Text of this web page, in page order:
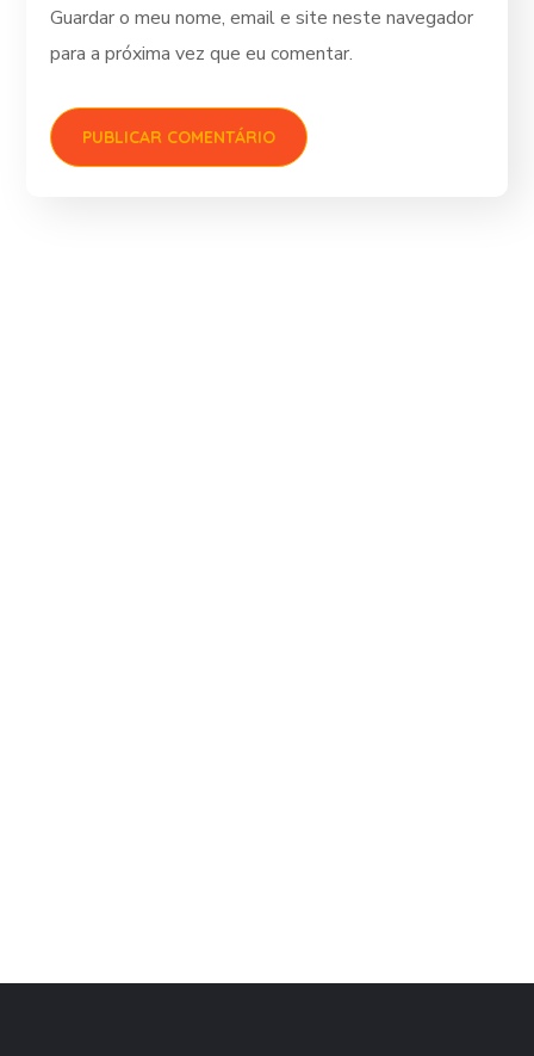
Guardar o meu nome, email e site neste navegador
para a próxima vez que eu comentar.